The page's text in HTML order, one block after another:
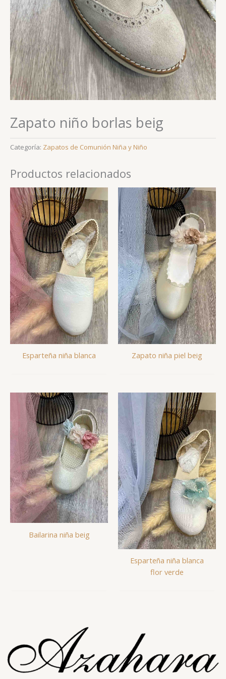
Zapato niño borlas beig
Categoría: Zapatos de Comunión Niña y Niño
Productos relacionados
Esparteña niña blanca Zapato niña piel beig
Bailarina niña beig
Esparteña niña blanca
flor verde